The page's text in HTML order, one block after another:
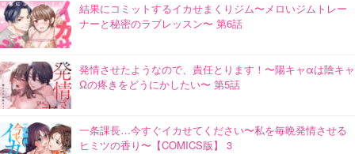
結果にコミットするイカせまくりジム〜メロいジムトレー
ナーと秘密のラブレッスン〜 第6話
発情させたようなので、責任とります！〜陽キャαは陰キャ
Ωの疼きをどうにかしたい〜 第5話
一条課長…今すぐイカせてください〜私を毎晩発情させる
ヒミツの香り〜【COMICS版】 3